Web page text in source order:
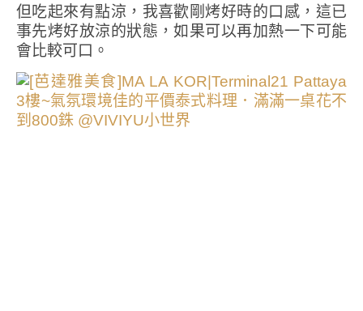
但吃起來有點涼，我喜歡剛烤好時的口感，這已
事先烤好放涼的狀態，如果可以再加熱一下可能
會比較可口。